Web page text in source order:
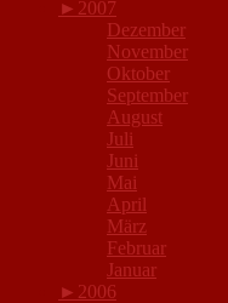
► 2007
Dezember
November
Oktober
September
August
Juli
Juni
Mai
April
März
Februar
Januar
► 2006